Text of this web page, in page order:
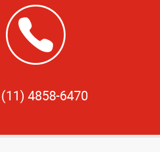
4858-6470